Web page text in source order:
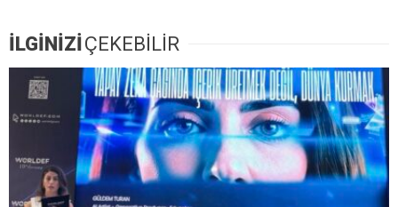
İLGİNİZİ ÇEKEBİLİR